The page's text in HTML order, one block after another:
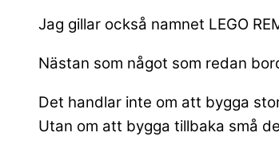
Jag gillar också namnet LEGO
Nästan som något som redan
Det handlar inte om att bygga
Utan om att bygga tillbaka små